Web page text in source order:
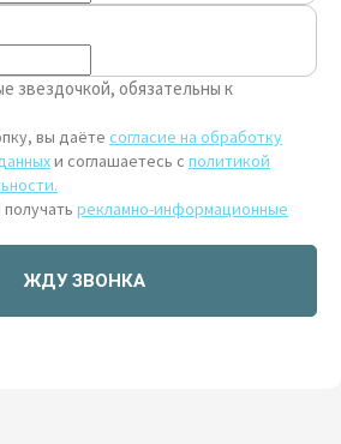
звездочкой, обязательны к
вы даёте согласие на обработку
и соглашаетесь с политикой
получать рекламно-информационные
ЖДУ ЗВОНКА